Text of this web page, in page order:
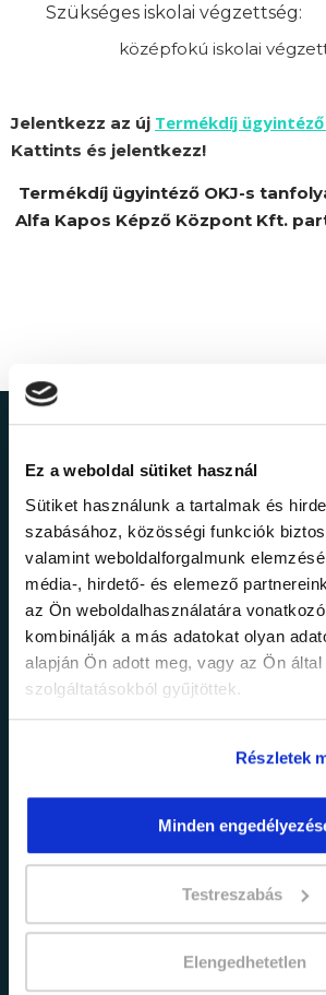
Ez a weboldal sütiket használ
Sütiket használunk a tartalmak és
szabásához, közösségi funkciók
valamint weboldalforgalmunk
média-, hirdető- és elemező
az Ön weboldalhasználatára
kombinálják a más adatokat olyan
alapján Ön adott meg, vagy az Ön
szolgáltatásokból gyűjtöttek.
Részletek
Minden
Testreszabás
Elengedhetetlen
Szükséges iskolai végzettség:
középfokú iskolai
Jelentkezz az új Termékdíj
Kattints és jelentkezz!
Termékdíj ügyintéző OKJ-s
Alfa Kapos Képző Központ Kft.
Ne maradj le
legfrissebb
Értesülj elsőként legújabb
legfrissebb híreinkről és
promócióinkról.
adatkezelési